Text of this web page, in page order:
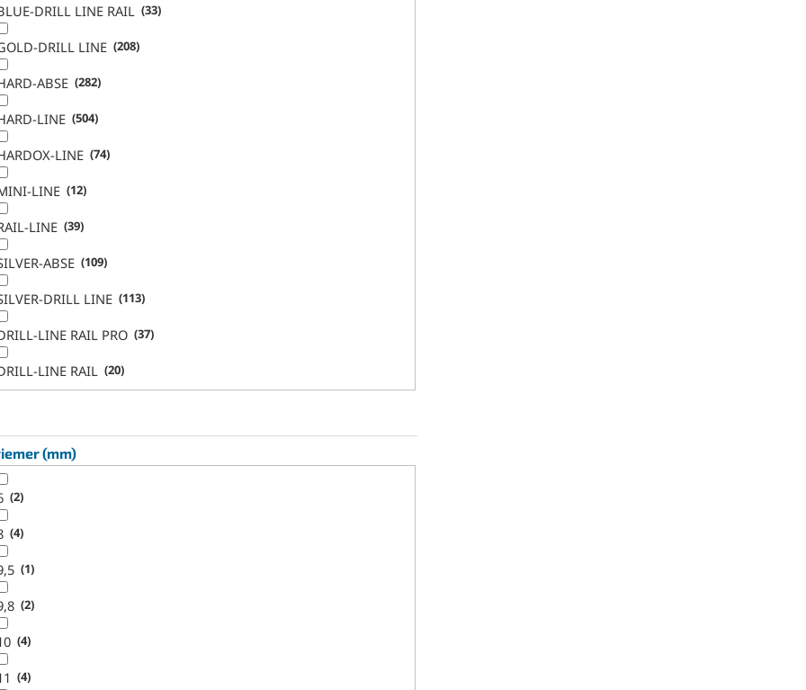
DRILL LINE RAIL 33
DRILL LINE 208
ABSE 282
LINE 504
LINE 74
LINE 12
LINE 39
ABSE 109
DRILL LINE 113
LINE RAIL PRO 37
LINE RAIL 20
(mm)
2
4
1
2
4
4